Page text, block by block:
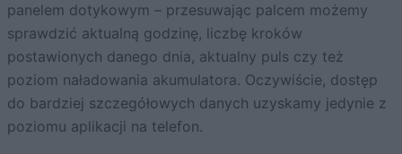
panelem dotykowym – przesuwając palcem możemy
sprawdzić aktualną godzinę, liczbę kroków
postawionych danego dnia, aktualny puls czy też
poziom naładowania akumulatora. Oczywiście, dostęp
do bardziej szczegółowych danych uzyskamy jedynie z
poziomu aplikacji na telefon.